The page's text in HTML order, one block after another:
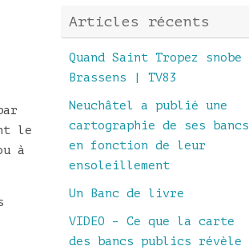
le
à
Articles récents
Quand Saint Tropez snobe
Brassens | TV83
Neuchâtel a publié une
cartographie de ses bancs
en fonction de leur
ensoleillement
Un Banc de livre
VIDEO – Ce que la carte
des bancs publics révèle